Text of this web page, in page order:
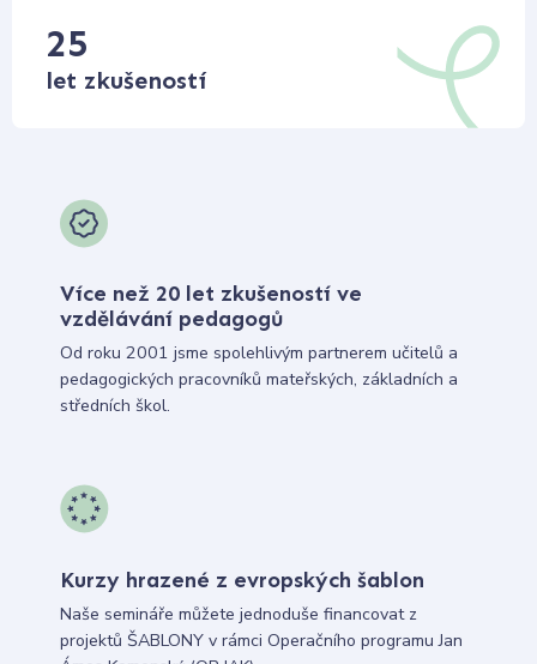
25
let zkušeností
Více než 20 let zkušeností ve
vzdělávání pedagogů
Od roku 2001 jsme spolehlivým partnerem učitelů a
pedagogických pracovníků mateřských, základních a
středních škol.
Kurzy hrazené z evropských šablon
Naše semináře můžete jednoduše financovat z
projektů ŠABLONY v rámci Operačního programu Jan